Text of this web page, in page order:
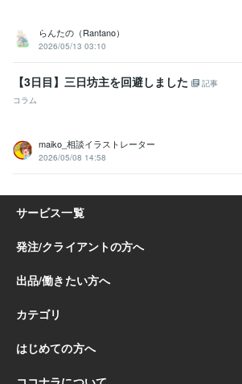
らんたの（Rantano）
2026/05/13 03:10
【3日目】三日坊主を回避しました
記事
コラム
maiko_相談イラストレーター
2026/05/08 14:58